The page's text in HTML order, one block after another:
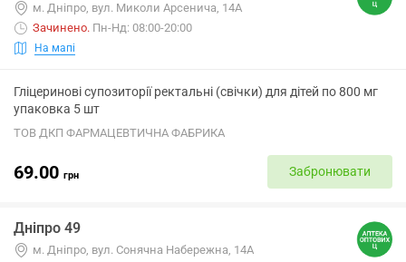
м. Дніпро, вул. Миколи Арсенича, 14А
Зачинено. Пн-Нд: 08:00-20:00
На мапі
Гліцеринові супозиторії ректальні (свічки) для дітей по 800 мг
упаковка 5 шт
ТОВ ДКП ФАРМАЦЕВТИЧНА ФАБРИКА
69.00 грн Забронювати
Дніпро 49
м. Дніпро, вул. Сонячна Набережна, 14А